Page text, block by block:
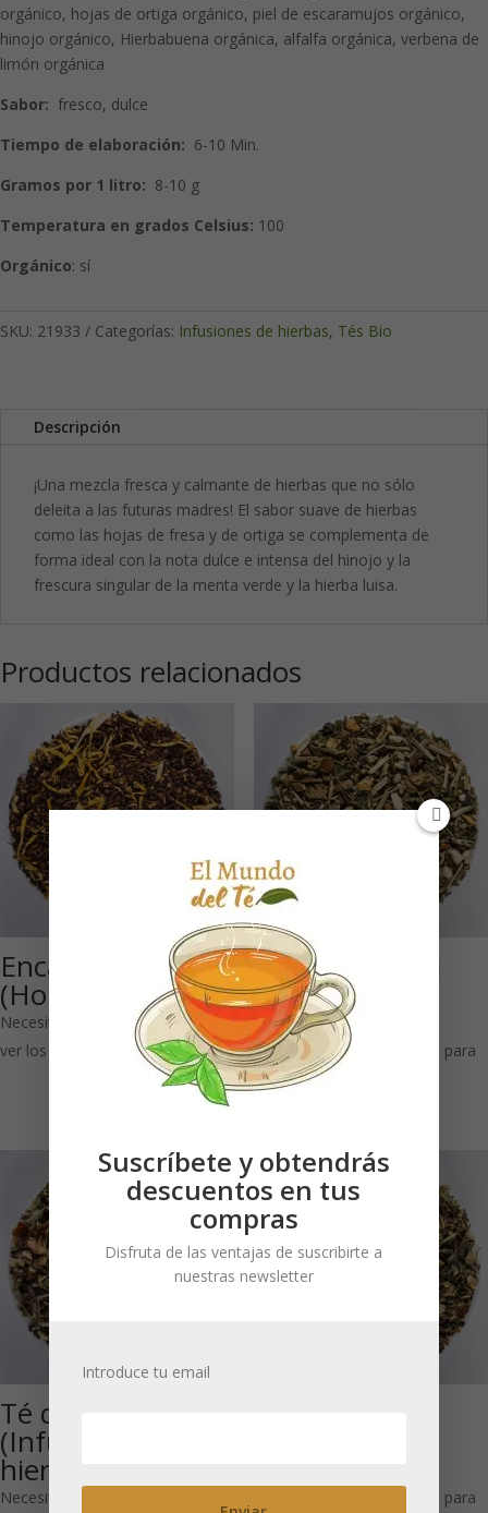
orgánico, hojas de ortiga orgánico, piel de escaramujos orgánico,
hinojo orgánico, Hierbabuena orgánica, alfalfa orgánica, verbena de
limón orgánica
Sabor: fresco, dulce
Tiempo de elaboración: 6-10 Min.
Gramos por 1 litro: 8-10 g
Temperatura en grados Celsius: 100
Orgánico: sí
SKU: 21933 Categorías: Infusiones de hierbas, Tés Bio
Descripción
¡Una mezcla fresca y calmante de hierbas que no sólo
deleita a las futuras madres! El sabor suave de hierbas
como las hojas de fresa y de ortiga se complementa de
forma ideal con la nota dulce e intensa del hinojo y la
frescura singular de la menta verde y la hierba luisa.
Productos relacionados
Encanto de Elfos
(Honeybush)
Necesitas estar registrado para
ver los precios
Pradera alpina
(Infusión de
hierbas)
Necesitas estar registrado para
ver los precios
Té de la Tarde
(Infusión de
hierbas)
Necesitas estar registrado para
Necesitas estar registrado para
Suscríbete y obtendrás
descuentos en tus
compras
Disfruta de las ventajas de suscribirte a
nuestras newsletter
Introduce tu email